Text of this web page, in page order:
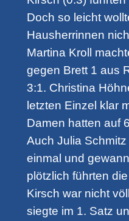
Doch so leicht
Hausherrinnen
Martina Kroll
gegen Brett 1 aus
3:1. Christina
letzten Einzel klar
Damen hatten auf
Auch Julia
einmal und
plötzlich führten
Kirsch war nicht
siegte im 1. Satz